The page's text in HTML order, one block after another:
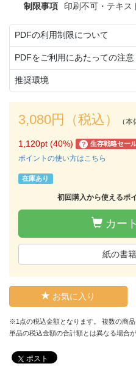
制限事項
印刷不可・テキス
PDFの利用制限について
PDFをご利用にあたっての注意
推奨環境
3,080円（税込） （
1,120pt (40%) ? 生存戦略セー
ポイントの使い方はこちら
在庫あり
初回購入から使えるポ
カー
紙の書
お気に入り
※1点の税込金額となります。 複数の商
単品の税込金額の合計額とは異なる場合
ポスト